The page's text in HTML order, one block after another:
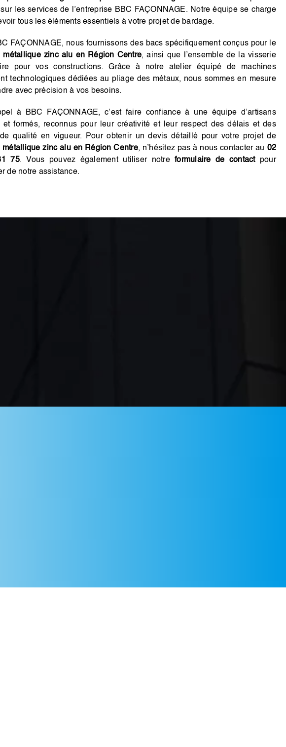
les services de l’entreprise BBC FAÇONNAGE. Notre équipe se charge
tous les éléments essentiels à votre projet de bardage.
FAÇONNAGE, nous fournissons des bacs spécifiquement conçus pour le
métallique zinc alu en Région Centre, ainsi que l’ensemble de la visserie
pour vos constructions. Grâce à notre atelier équipé de machines
technologiques dédiées au pliage des métaux, nous sommes en mesure
avec précision à vos besoins.
à BBC FAÇONNAGE, c’est faire confiance à une équipe d’artisans
et formés, reconnus pour leur créativité et leur respect des délais et des
qualité en vigueur. Pour obtenir un devis détaillé pour votre projet de
métallique zinc alu en Région Centre, n’hésitez pas à nous contacter au 02
75. Vous pouvez également utiliser notreformulaire de contactpour
de notre assistance.